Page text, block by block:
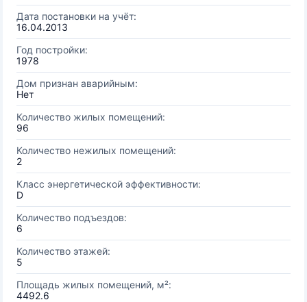
Дата постановки на учёт:
16.04.2013
Год постройки:
1978
Дом признан аварийным:
Нет
Количество жилых помещений:
96
Количество нежилых помещений:
2
Класс энергетической эффективности:
D
Количество подъездов:
6
Количество этажей:
5
Площадь жилых помещений, м²:
4492.6